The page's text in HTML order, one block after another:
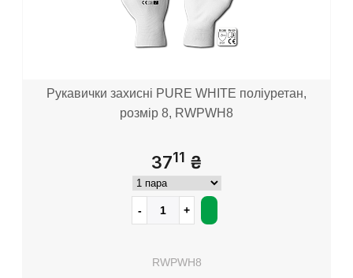
Рукавички захисні PURE WHITE поліуретан,
розмір 8, RWPWH8
3711 ₴
RWPWH8